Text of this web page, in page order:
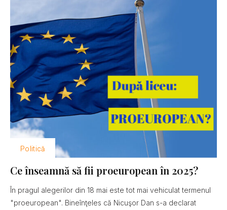
Politică
Ce înseamnă să fii proeuropean în 2025?
În pragul alegerilor din 18 mai este tot mai vehiculat termenul
"proeuropean". Bineînţeles că Nicuşor Dan s-a declarat